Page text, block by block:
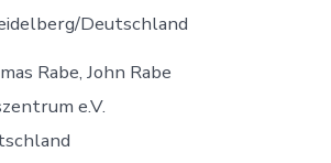
Rabe, John Rabe
e.V.